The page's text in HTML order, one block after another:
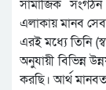
সামাজিক
এলাকায় মানব
এরই মধ্যে তিনি
অনুযায়ী বিভিন্ন
করছি। আর্থ